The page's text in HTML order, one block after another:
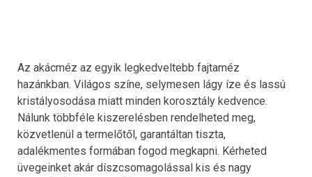
Az akácméz az egyik legkedveltebb fajtaméz
hazánkban. Világos színe, selymesen lágy íze és lassú
kristályosodása miatt minden korosztály kedvence.
Nálunk többféle kiszerelésben rendelheted meg,
közvetlenül a termelőtől, garantáltan tiszta,
adalékmentes formában fogod megkapni. Kérheted
üvegeinket akár díszcsomagolással kis és nagy